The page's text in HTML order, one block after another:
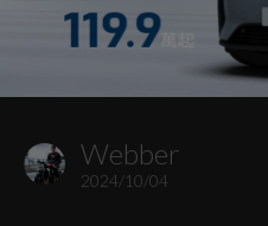
Webber
2024/10/04